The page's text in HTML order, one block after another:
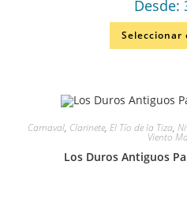
Desde:
Seleccionar
Carnaval, Clarinete, El Tío de la Tiza,
Viento
Los Duros Antiguos